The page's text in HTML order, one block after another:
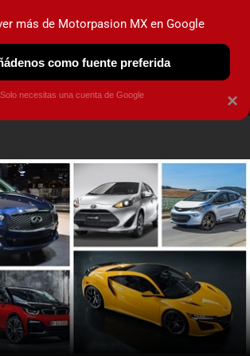
NUEVO
HOY NO CIRCULA ×
más de Motorpasion MX en Google
como fuente preferida
Solo necesitas una cuenta de Google